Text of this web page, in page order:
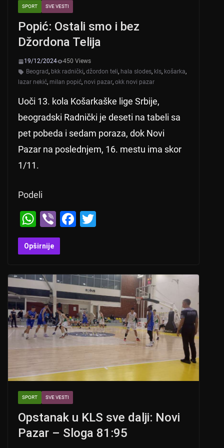
SPORT SVE VESTI
Popić: Ostali smo i bez
Džordona Telija
19/12/2024
450 Views
Beograd, bkk radnički, džordon teli, hala slodes, kls, košarka,
lazar nekić, milan popić, novi pazar, okk novi pazar
Uoči 13. kola Košarkaške lige Srbije,
beogradski Radnički je deseti na tabeli sa
pet pobeda i sedam poraza, dok Novi
Pazar na poslednjem, 16. mestu ima skor
1/11.
Podeli
W
h
at
A
p
p
Vi
b
er
F
b
o
o
k
Opširnije
SPORT SVE VESTI
Opstanak u KLS sve dalji: Novi
Pazar – Sloga 81:95